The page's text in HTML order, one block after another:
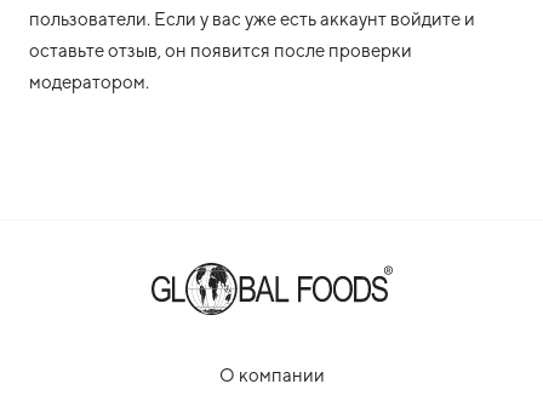
пользователи. Если у вас уже есть аккаунт войдите и
оставьте отзыв, он появится после проверки
модератором.
О компании